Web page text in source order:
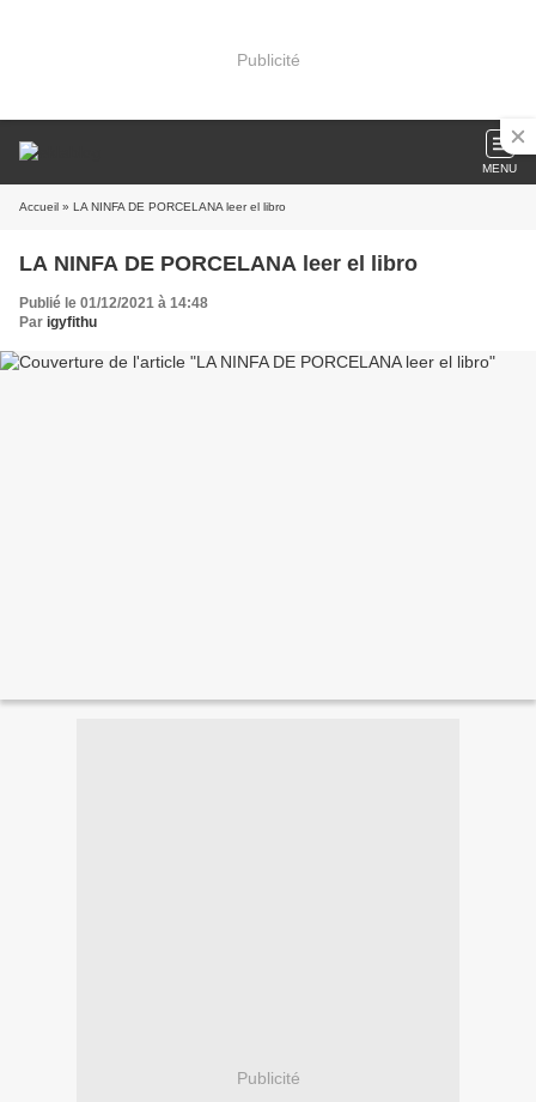
Publicité
MENU
Accueil » LA NINFA DE PORCELANA leer el libro
LA NINFA DE PORCELANA leer el libro
Publié le 01/12/2021 à 14:48
Par igyfithu
Publicité